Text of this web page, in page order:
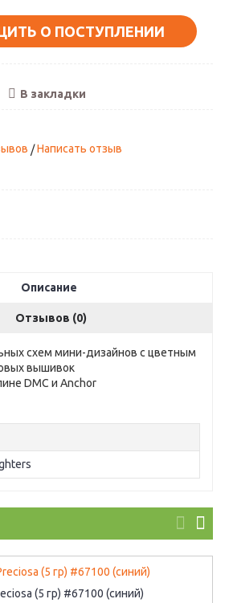
О ПОСТУПЛЕНИИ
В закладки
/Написать отзыв
Описание
Отзывов (0)
схем мини-дизайнов с цветным
вышивок
DMC и Anchor
(5 гр) #67100 (синий)